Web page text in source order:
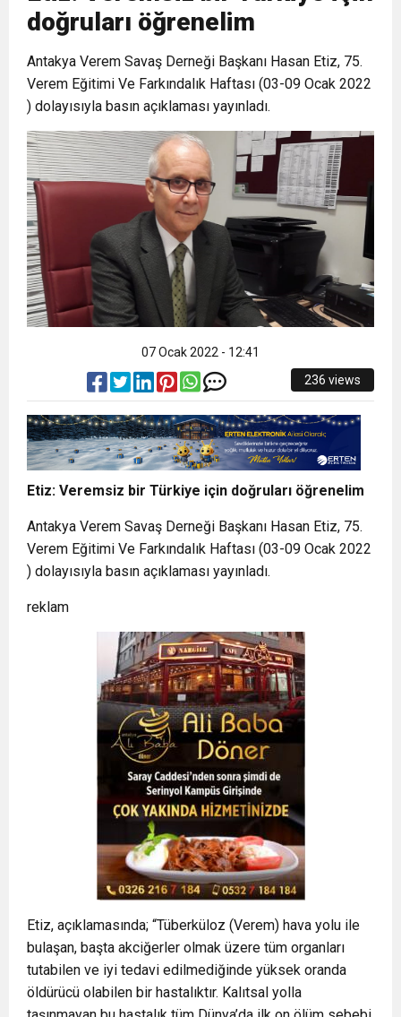
Cumhuriyet, Türk Milletinin Özgürlük
ve Onur Nişanesidir
6:19 HBB BAŞKANI ÖNTÜRK’ÜN
CUMHURİYET BAYRAMI MESAJI
17:36 KURUMLAR VERGİSİ ERTELENDİ
1:00 İTSO İŞ-KUR SGK TOPLANTI
21:40 CEYLANDERE’DE BAŞKAN EMRAH
KARAÇAY’A SEVGİ SELİ
18:22 BAŞKAN SAMİ ÜSTÜN’DEN
GÖNÜLLERE DOKUNAN ZİYARET
doğruları öğrenelim
Antakya Verem Savaş Derneği Başkanı Hasan Etiz, 75.
Verem Eğitimi Ve Farkındalık Haftası (03-09 Ocak 2022
) dolayısıyla basın açıklaması yayınladı.
07 Ocak 2022 - 12:41
236 views
Etiz: Veremsiz bir Türkiye için doğruları öğrenelim
Antakya Verem Savaş Derneği Başkanı Hasan Etiz, 75.
Verem Eğitimi Ve Farkındalık Haftası (03-09 Ocak 2022
) dolayısıyla basın açıklaması yayınladı.
reklam
Etiz, açıklamasında; “Tüberküloz (Verem) hava yolu ile
bulaşan, başta akciğerler olmak üzere tüm organları
tutabilen ve iyi tedavi edilmediğinde yüksek oranda
öldürücü olabilen bir hastalıktır. Kalıtsal yolla